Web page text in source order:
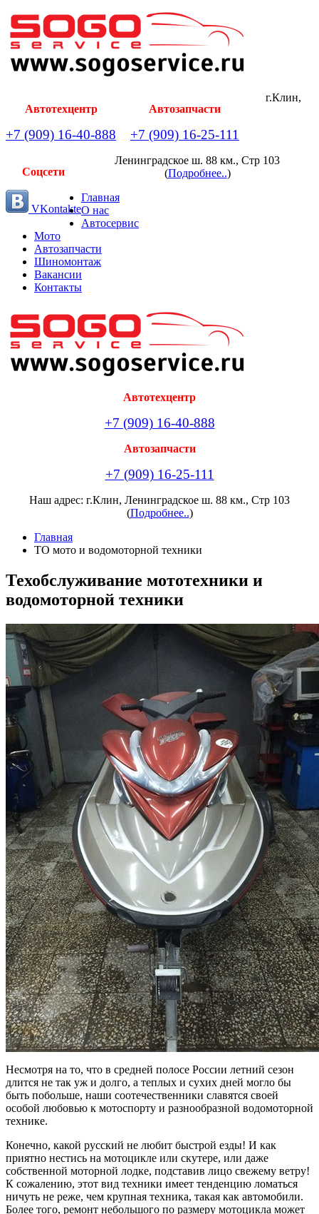
Автотехцентр
+7 (909) 16-40-888
Автозапчасти
+7 (909) 16-25-111
Соцсети
VKontakte
г.Клин,
Ленинградское ш. 88 км., Стр 103
(Подробнее..)
Главная
О нас
Автосервис
Мото
Автозапчасти
Шиномонтаж
Вакансии
Контакты
Автотехцентр
+7 (909) 16-40-888
Автозапчасти
+7 (909) 16-25-111
Наш адрес: г.Клин, Ленинградское ш. 88 км., Стр 103
(Подробнее..)
Главная
ТО мото и водомоторной техники
Техобслуживание мототехники и
водомоторной техники
Несмотря на то, что в средней полосе России летний сезон
длится не так уж и долго, а теплых и сухих дней могло бы
быть побольше, наши соотечественники славятся своей
особой любовью к мотоспорту и разнообразной водомоторной
технике.
Конечно, какой русский не любит быстрой езды! И как
приятно нестись на мотоцикле или скутере, или даже
собственной моторной лодке, подставив лицо свежему ветру!
К сожалению, этот вид техники имеет тенденцию ломаться
ничуть не реже, чем крупная техника, такая как автомобили.
Более того, ремонт небольшого по размеру мотоцикла может